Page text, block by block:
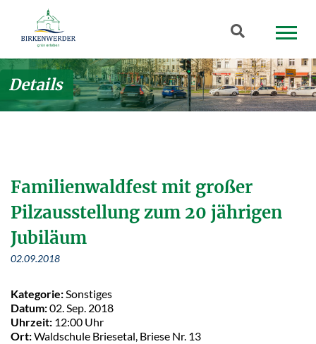
Zum Hauptinhalt springen
Suchbegriff
Details
Familienwaldfest mit großer
Pilzausstellung zum 20 jährigen
Jubiläum
02.09.2018
Kategorie: Sonstiges
Datum:02. Sep. 2018
Uhrzeit: 12:00 Uhr
Ort:Waldschule Briesetal, Briese Nr. 13